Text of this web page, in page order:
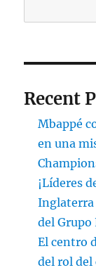
Recent
Mbappé
en una
¡Líderes
Inglaterra
del Grupo
El centro
del rol del